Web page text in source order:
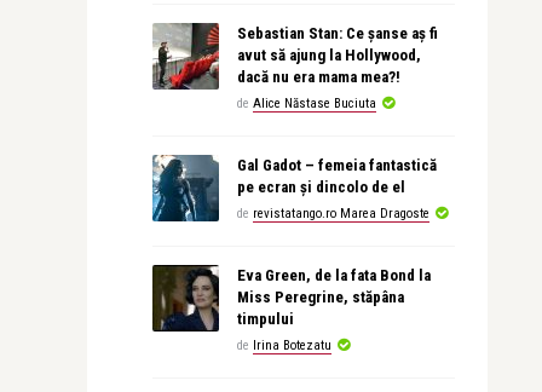
Sebastian Stan: Ce șanse aș fi
avut să ajung la Hollywood,
dacă nu era mama mea?!
de Alice Năstase Buciuta
Gal Gadot – femeia fantastică
pe ecran și dincolo de el
de revistatango.ro Marea Dragoste
Eva Green, de la fata Bond la
Miss Peregrine, stăpâna
timpului
de Irina Botezatu